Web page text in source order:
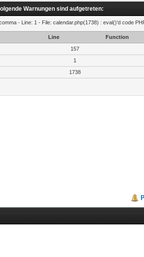
Warnungen sind aufgetreten:
- Line: 1 - File: calendar.php(1738) : eval()'d code
Line
Function
157
1
1738